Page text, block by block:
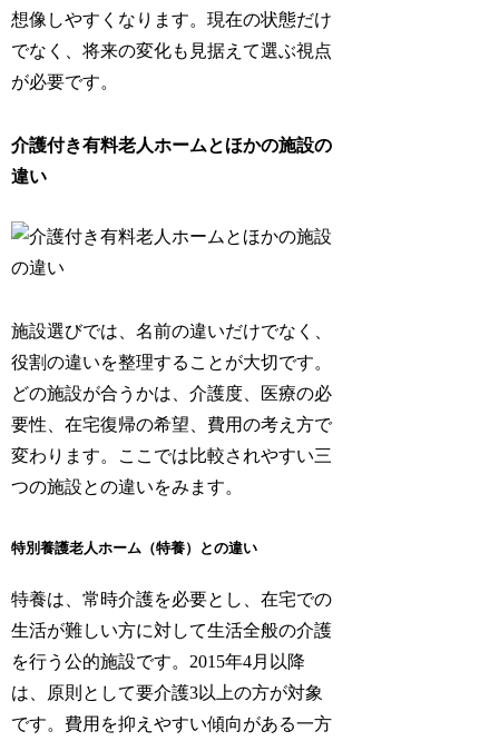
想像しやすくなります。現在の状態だけ
でなく、将来の変化も見据えて選ぶ視点
が必要です。
介護付き有料老人ホームとほかの施設の
違い
施設選びでは、名前の違いだけでなく、
役割の違いを整理することが大切です。
どの施設が合うかは、介護度、医療の必
要性、在宅復帰の希望、費用の考え方で
変わります。ここでは比較されやすい三
つの施設との違いをみます。
特別養護老人ホーム（特養）との違い
特養は、常時介護を必要とし、在宅での
生活が難しい方に対して生活全般の介護
を行う公的施設です。2015年4月以降
は、原則として要介護3以上の方が対象
です。費用を抑えやすい傾向がある一方